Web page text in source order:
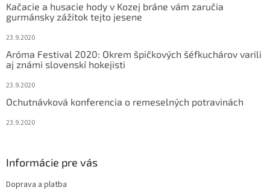
Kačacie a husacie hody v Kozej bráne vám zaručia
gurmánsky zážitok tejto jesene
23.9.2020
Aróma Festival 2020: Okrem špičkových šéfkuchárov varili
aj známi slovenskí hokejisti
23.9.2020
Ochutnávková konferencia o remeselných potravinách
23.9.2020
Informácie pre vás
Doprava a platba